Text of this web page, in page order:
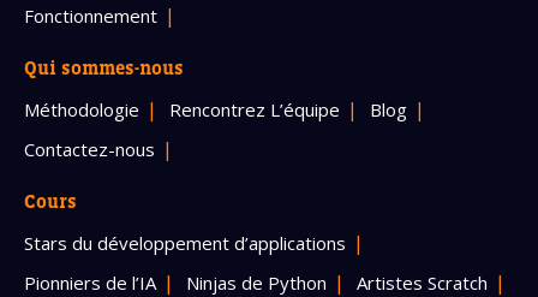
Fonctionnement
Qui sommes-nous
Méthodologie Rencontrez L’équipe
Blog
Contactez-nous
Cours
Stars du développement d’applications
Pionniers de l’IA
Ninjas de Python
Artistes Scratch